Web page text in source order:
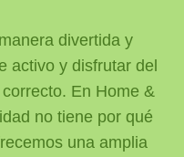
divertida y
activo y disfrutar del
En Home &
no tiene por qué
una amplia